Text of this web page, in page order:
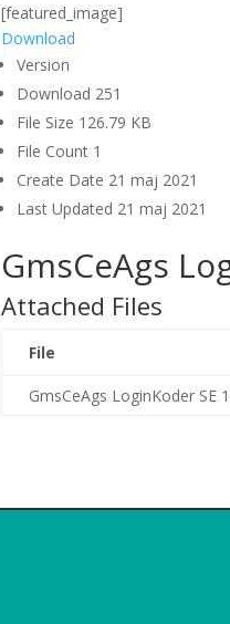
[featured_image]
Download
Version
Download 251
File Size 126.79 KB
File Count 1
Create Date 21 maj 2021
Last Updated 21 maj 2021
GmsCeAgs
Attached Files
File
GmsCeAgs LoginKoder SE